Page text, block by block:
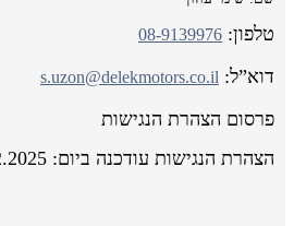
טלפון: 08-9139976
דוא”ל: s.uzon@delekmotors.co.il
פרסום הצהרת הנגישות
הצהרת הנגישות עודכנה ביום: 09.12.2025